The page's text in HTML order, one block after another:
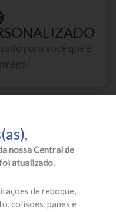
para você que é
nossa Central de
atualizado.
de reboque,
colisões, panes e